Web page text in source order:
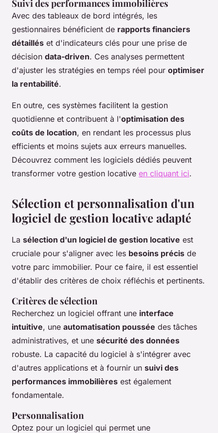
Suivi des performances immobilières
Avec des tableaux de bord intégrés, les
gestionnaires bénéficient de rapports financiers
détaillés et d'indicateurs clés pour une prise de
décision data-driven. Ces analyses permettent
d'ajuster les stratégies en temps réel pour optimiser
la rentabilité.
En outre, ces systèmes facilitent la gestion
quotidienne et contribuent à l'optimisation des
coûts de location, en rendant les processus plus
efficients et moins sujets aux erreurs manuelles.
Découvrez comment les logiciels dédiés peuvent
transformer votre gestion locative en cliquant ici.
Sélection et personnalisation d'un
logiciel de gestion locative adapté
La sélection d'un logiciel de gestion locative est
cruciale pour s'aligner avec les besoins précis de
votre parc immobilier. Pour ce faire, il est essentiel
d'établir des critères de choix réfléchis et pertinents.
Critères de sélection
Recherchez un logiciel offrant une interface
intuitive, une automatisation poussée des tâches
administratives, et une sécurité des données
robuste. La capacité du logiciel à s'intégrer avec
d'autres applications et à fournir un suivi des
performances immobilières est également
fondamentale.
Personnalisation
Optez pour un logiciel qui permet une